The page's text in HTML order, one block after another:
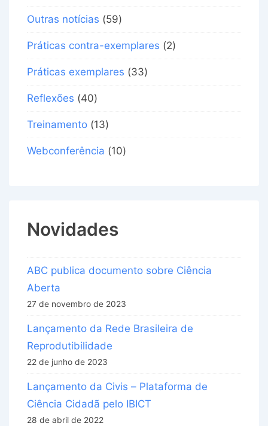
Outras notícias (59)
Práticas contra-exemplares (2)
Práticas exemplares (33)
Reflexões (40)
Treinamento (13)
Webconferência (10)
Novidades
ABC publica documento sobre Ciência
Aberta
27 de novembro de 2023
Lançamento da Rede Brasileira de
Reprodutibilidade
22 de junho de 2023
Lançamento da Civis – Plataforma de
Ciência Cidadã pelo IBICT
28 de abril de 2022